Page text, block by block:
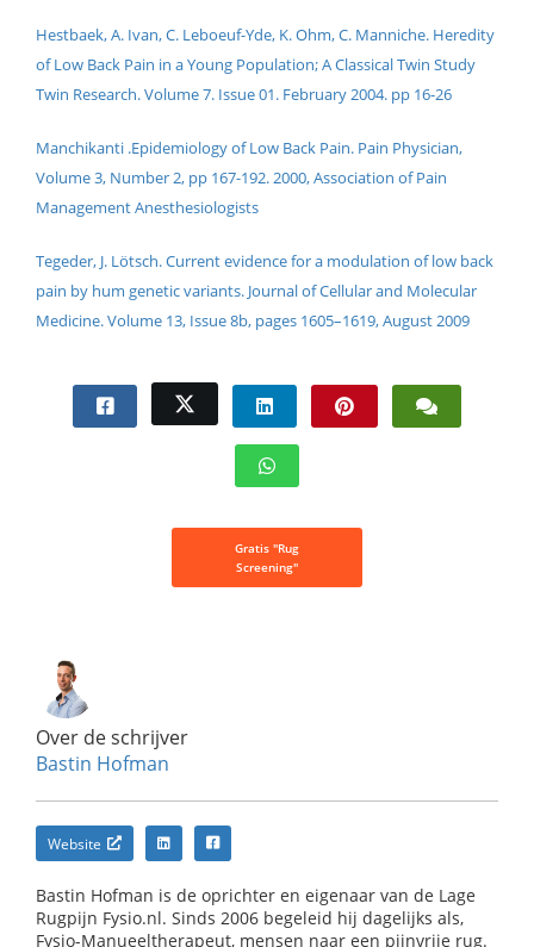
Hestbaek, A. Ivan, C. Leboeuf-Yde, K. Ohm, C. Manniche. Heredity
of Low Back Pain in a Young Population; A Classical Twin Study
Twin Research. Volume 7. Issue 01. February 2004. pp 16-26
Manchikanti .Epidemiology of Low Back Pain. Pain Physician,
Volume 3, Number 2, pp 167-192. 2000, Association of Pain
Management Anesthesiologists
Tegeder, J. Lötsch. Current evidence for a modulation of low back
pain by hum genetic variants. Journal of Cellular and Molecular
Medicine. Volume 13, Issue 8b, pages 1605–1619, August 2009
Gratis "Rug
Screening"
Over de schrijver
Bastin Hofman
Website
Bastin Hofman is de oprichter en eigenaar van de Lage
Rugpijn Fysio.nl. Sinds 2006 begeleid hij dagelijks als,
Fysio-Manueeltherapeut, mensen naar een pijnvrije rug.